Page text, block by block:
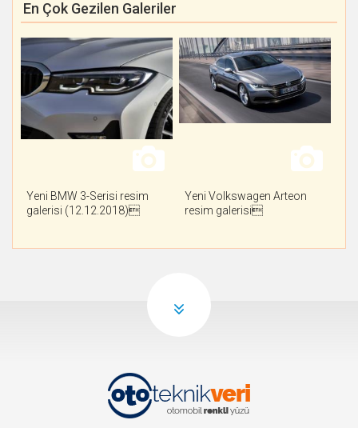
En Çok Gezilen Galeriler
Yeni BMW 3-Serisi resim
galerisi (12.12.2018)
Yeni Volkswagen Arteon
resim galerisi